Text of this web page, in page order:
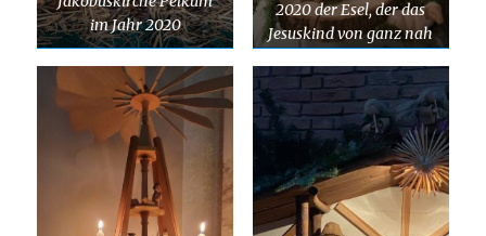
im Jahr 2020
2020 der Esel, der das
Jesuskind von ganz nah
Sicherheitsgründen in
Vitrine aus Schutz vor
drei Perserkatzen.
Euer Stefan
Breddermann aus
Ostwestfalen –
ehemaliges aktives